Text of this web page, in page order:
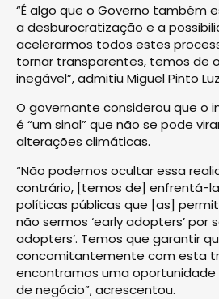
“É algo que o Governo também
a desburocratização e a
acelerarmos todos estes
tornar transparentes, temos de
inegável”, admitiu Miguel Pinto
O governante considerou que o
é “um sinal” que não se pode
alterações climáticas.
“Não podemos ocultar essa
contrário, [temos de] enfrentá-
políticas públicas que [as]
não sermos ‘early adopters’ por
adopters’. Temos que garantir
concomitantemente com esta
encontramos uma
de negócio”, acrescentou.